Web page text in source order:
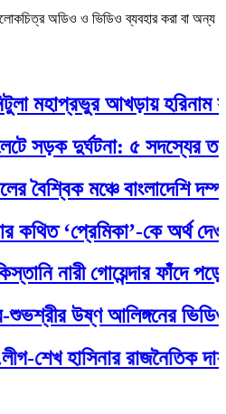
অডিও ও ভিডিও ব্যবহার করা বা অন্য
মহাপ্রভুর আখড়ায় হরিনাম
সড়ক দুর্ঘটনা: ৫ সদস্যের
বৈশ্বিক মঞ্চে বাংলাদেশি দম্পতি
কথিত ‘প্রেমিকা’-কে অর্থ
নারী গোয়েন্দার ফাঁদে
শুভশ্রীর উষ্ণ আলিঙ্গনের ভিডিও
শেখ হাসিনার রাজনৈতিক দাফন